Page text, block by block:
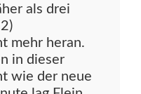
als drei
mehr heran.
in dieser
wie der neue